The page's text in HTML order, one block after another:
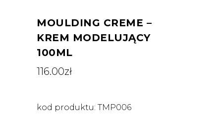
MOULDING CREME –
KREM MODELUJĄCY
100ML
116.00zł
kod produktu: TMP006